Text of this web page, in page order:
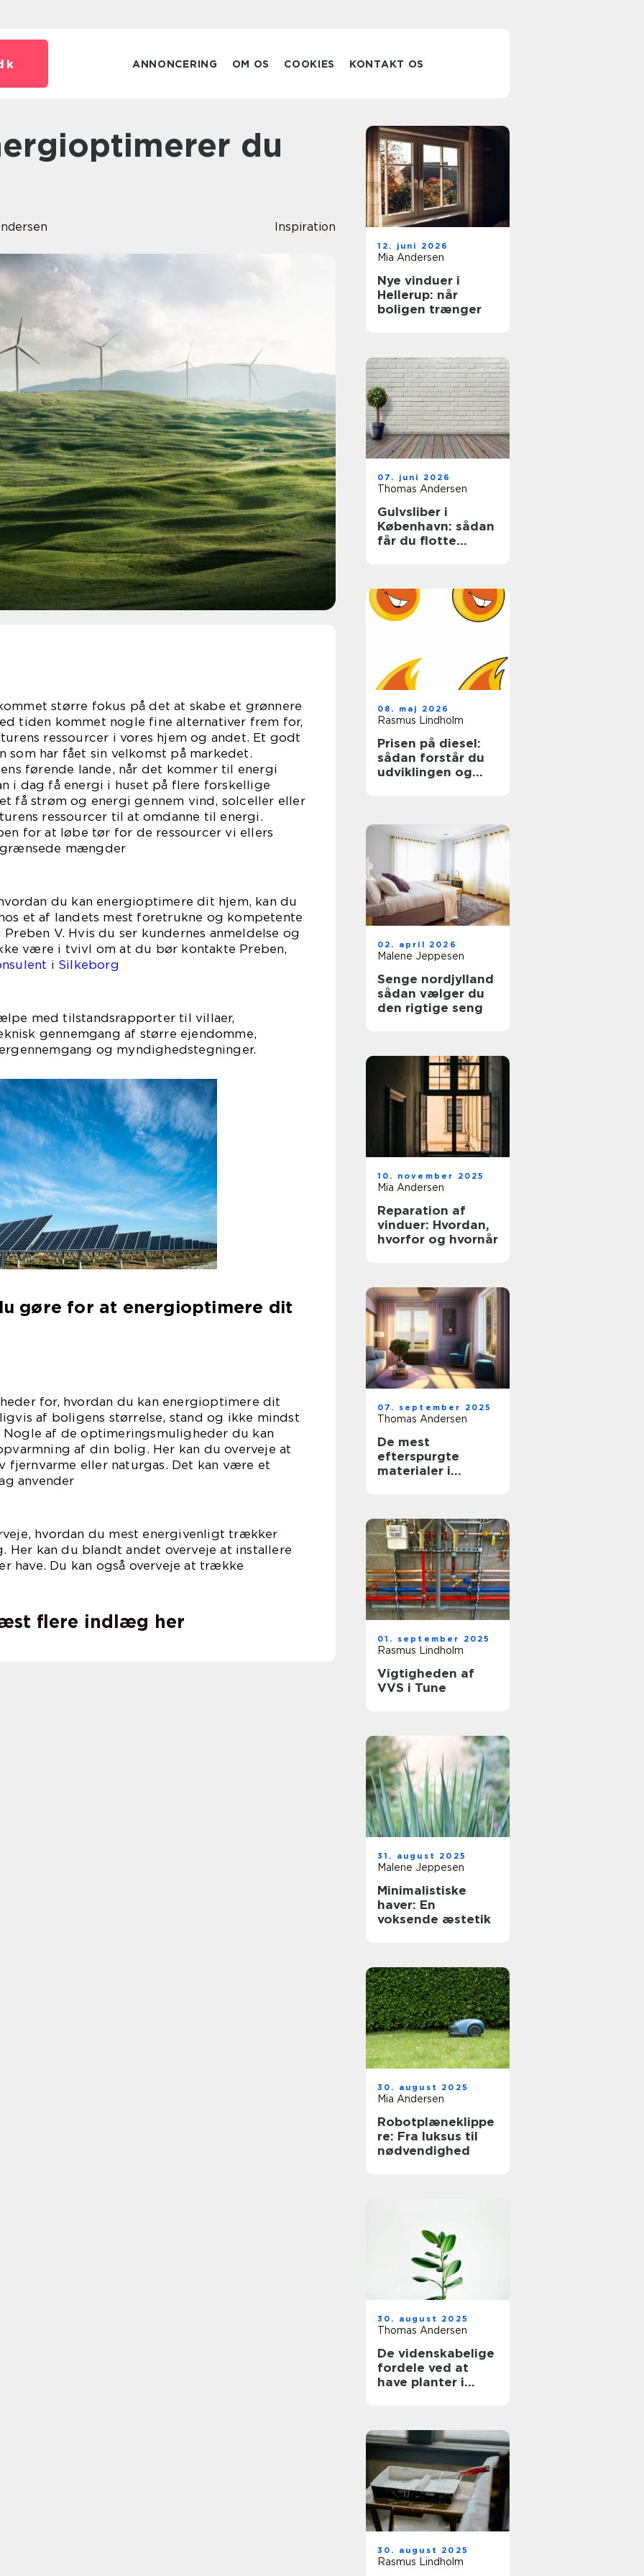
ANNONCERING OM OS COOKIES KONTAKT OS
Inspiration
større fokus på det at skabe et grønnere
tiden kommet nogle fine alternativer frem for,
ressourcer i vores hjem og andet. Et godt
som har fået sin velkomst på markedet.
førende lande, når det kommer til energi
i dag få energi i huset på flere forskellige
få strøm og energi gennem vind, solceller eller
ressourcer til at omdanne til energi.
for at løbe tør for de ressourcer vi ellers
mængder
du kan energioptimere dit hjem, kan du
et af landets mest foretrukne og kompetente
V. Hvis du ser kundernes anmeldelse og
være i tvivl om at du bør kontakte Preben,
i Silkeborg
med tilstandsrapporter til villaer,
gennemgang af større ejendomme,
og myndighedstegninger.
gøre for at energioptimere dit
for, hvordan du kan energioptimere dit
af boligens størrelse, stand og ikke mindst
af de optimeringsmuligheder du kan
af din bolig. Her kan du overveje at
eller naturgas. Det kan være et
anvender
hvordan du mest energivenligt trækker
kan du blandt andet overveje at installere
have. Du kan også overveje at trække
flere indlæg her
12. juni 2026
Mia Andersen
Nye vinduer i
Hellerup: når
boligen trænger
07. juni 2026
Thomas Andersen
Gulvsliber i
København: sådan
får du flotte
08. maj 2026
Rasmus Lindholm
Prisen på diesel:
sådan forstår du
udviklingen og
02. april 2026
Malene Jeppesen
Senge nordjylland
sådan vælger du
den rigtige seng
10. november 2025
Mia Andersen
Reparation af
vinduer: Hvordan,
hvorfor og hvornår
07. september 2025
Thomas Andersen
De mest
efterspurgte
materialer i
01. september 2025
Rasmus Lindholm
Vigtigheden af
VVS i Tune
31. august 2025
Malene Jeppesen
Minimalistiske
haver: En
voksende æstetik
30. august 2025
Mia Andersen
Robotplæneklippe
re: Fra luksus til
nødvendighed
30. august 2025
Thomas Andersen
De videnskabelige
fordele ved at
have planter i
30. august 2025
Rasmus Lindholm